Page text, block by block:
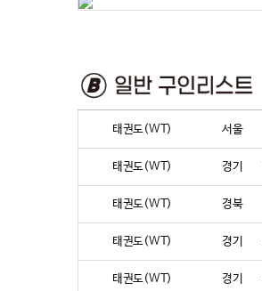
태권도(WT) 서울
태권도(WT) 경기
태권도(WT) 경북
태권도(WT) 경기
태권도(WT) 경기